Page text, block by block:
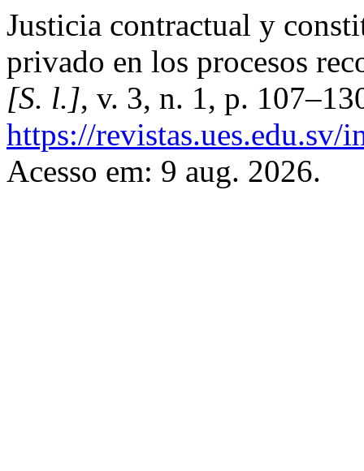
Justicia contractual y
privado en los procesos
[S. l.], v. 3, n. 1, p.
https://
Acesso em: 9 aug. 2026.